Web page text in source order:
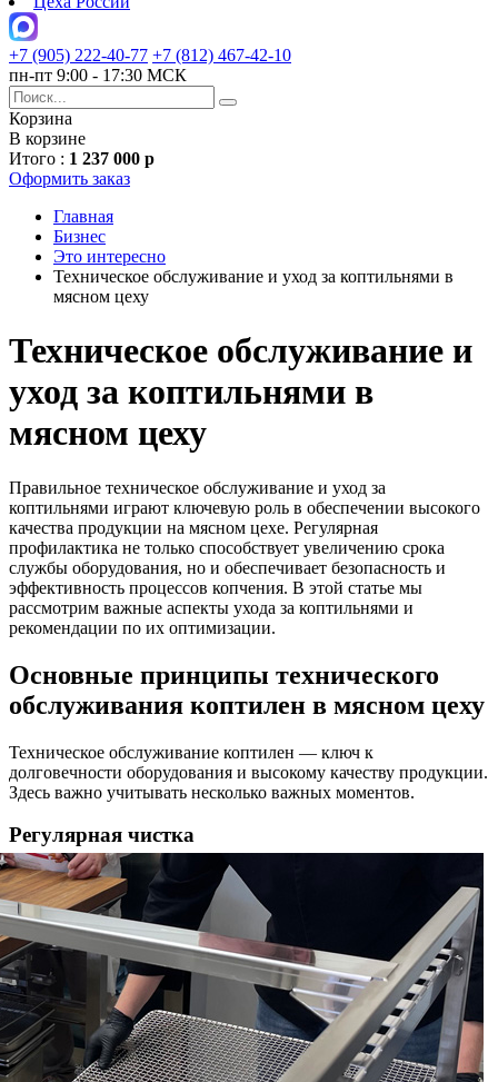
+7 (905) 222-40-77 +7 (812) 467-42-10
пн-пт 9:00 - 17:30 МСК
Корзина
В корзине
Итого : 1 237 000 р
Оформить заказ
Главная
Бизнес
Это интересно
Техническое обслуживание и уход за коптильнями в
мясном цеху
Техническое обслуживание и
уход за коптильнями в
мясном цеху
Правильное техническое обслуживание и уход за
коптильнями играют ключевую роль в обеспечении высокого
качества продукции на мясном цехе. Регулярная
профилактика не только способствует увеличению срока
службы оборудования, но и обеспечивает безопасность и
эффективность процессов копчения. В этой статье мы
рассмотрим важные аспекты ухода за коптильнями и
рекомендации по их оптимизации.
Основные принципы технического
обслуживания коптилен в мясном цеху
Техническое обслуживание коптилен — ключ к
долговечности оборудования и высокому качеству продукции.
Здесь важно учитывать несколько важных моментов.
Регулярная чистка